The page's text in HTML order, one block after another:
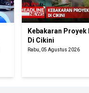
Kebakaran Proyek
Di Cikini
Rabu, 05 Agustus 2026